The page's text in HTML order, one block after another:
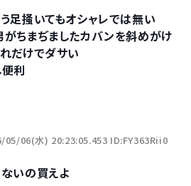
by livedoor 相互RSS
足掻いてもオシャレでは無い
ちまぢましたカバンを斜めがけ
だけでダサい
利
05/06(水) 20:23:05.453 ID:FY363Rii0
いの買えよ